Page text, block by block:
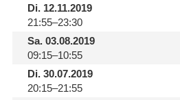
Di.12.11.2019
21:55–23:30
Sa.03.08.2019
09:15–10:55
Di.30.07.2019
20:15–21:55